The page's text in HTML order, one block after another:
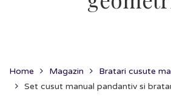
Home Magazin
Bratari cusute
Set cusut manual pandantiv si